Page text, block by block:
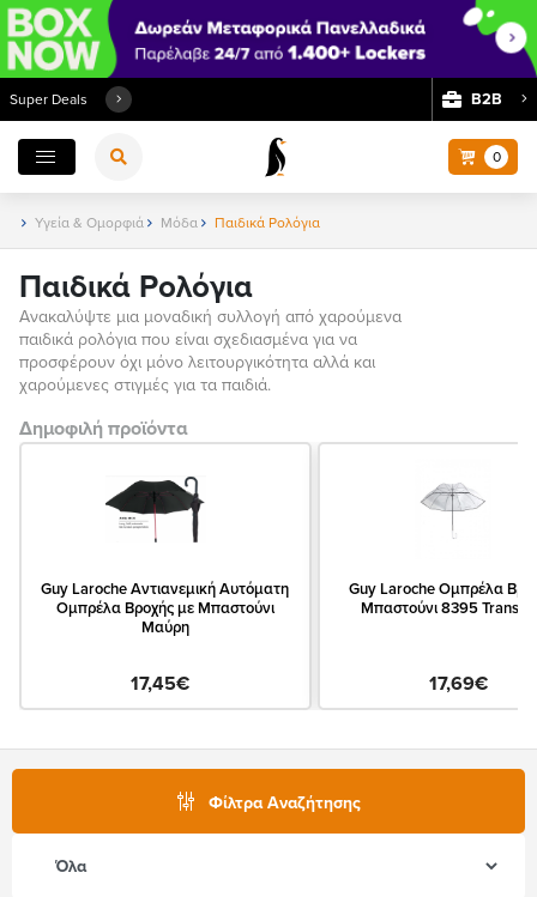
Super Deals Β2Β
0
Υγεία & Ομορφιά Μόδα Παιδικά Ρολόγια
Παιδικά Ρολόγια
Ανακαλύψτε μια μοναδική συλλογή από χαρούμενα
παιδικά ρολόγια που είναι σχεδιασμένα για να
προσφέρουν όχι μόνο λειτουργικότητα αλλά και
χαρούμενες στιγμές για τα παιδιά.
Δημοφιλή προϊόντα
Guy Laroche Αντιανεμική Αυτόματη
Ομπρέλα Βροχής με Μπαστούνι
Μαύρη
17,45€
Guy Laroche Ομπρέλα
Μπαστούνι 8395
17,69€
Φίλτρα Αναζήτησης